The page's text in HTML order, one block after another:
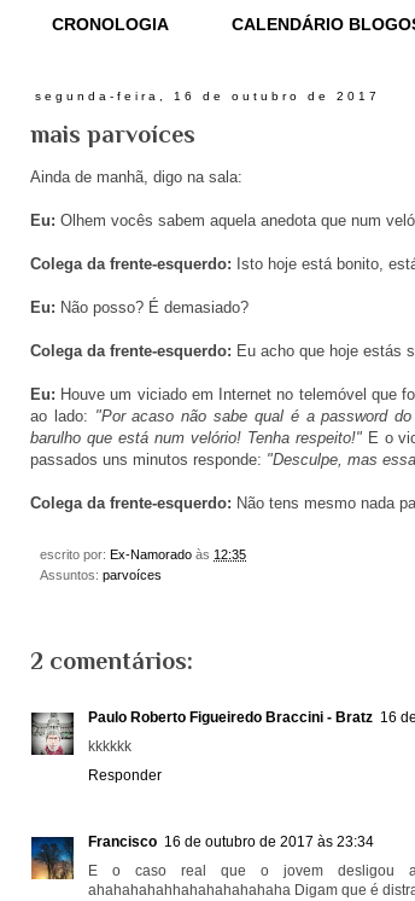
CRONOLOGIA
CALENDÁRIO
segunda-feira, 16 de outubro de 2017
mais parvoíces
Ainda de manhã, digo na sala:
Eu: Olhem vocês sabem aquela anedota que num
Colega da frente-esquerdo: Isto hoje está bonito,
Eu: Não posso? É demasiado?
Colega da frente-esquerdo: Eu acho que hoje estás
Eu: Houve um viciado em Internet no telemóvel que
ao lado: "Por acaso não sabe qual é a password
barulho que está num velório! Tenha respeito!"E o
passados uns minutos responde: "Desculpe, mas
Colega da frente-esquerdo: Não tens mesmo nada
escrito por: Ex-Namorado às 12:35
Assuntos: parvoíces
2 comentários:
Paulo Roberto Figueiredo Braccini - Bratz 16
kkkkkk
Responder
Francisco 16 de outubro de 2017 às 23:34
E o caso real que o jovem desligou
ahahahahahhahahahahahaha Digam que é